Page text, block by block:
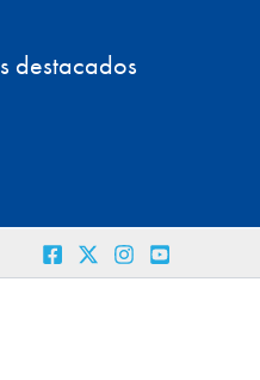
destacados